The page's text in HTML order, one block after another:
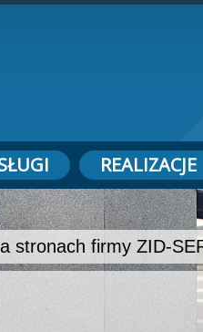
REALIZACJE
stronach firmy ZID-